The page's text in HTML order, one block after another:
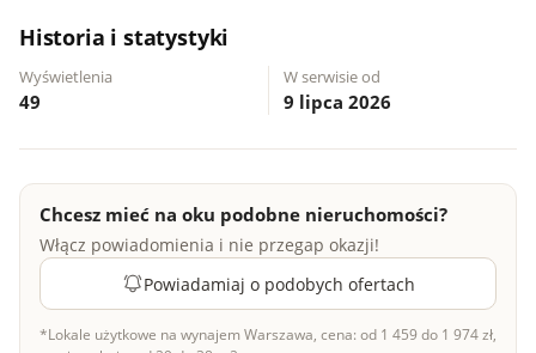
Historia i statystyki
Wyświetlenia
49
W serwisie od
9 lipca 2026
Chcesz mieć na oku podobne nieruchomości?
Włącz powiadomienia i nie przegap okazji!
Powiadamiaj o podobych ofertach
*Lokale użytkowe na wynajem Warszawa, cena: od 1 459 do 1 974 zł,